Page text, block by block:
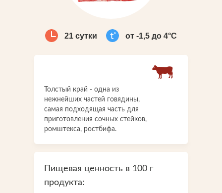
Контакты
21 сутки от -1,5 до 4°С
Толстый край - одна из
нежнейших частей говядины,
самая подходящая часть для
приготовления сочных стейков,
ромштекса, ростбифа.
Пищевая ценность в 100 г
продукта: